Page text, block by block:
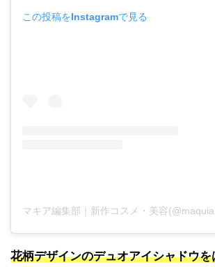
この投稿をInstagramで見る
花柄デザインのデュオアイシャドウ